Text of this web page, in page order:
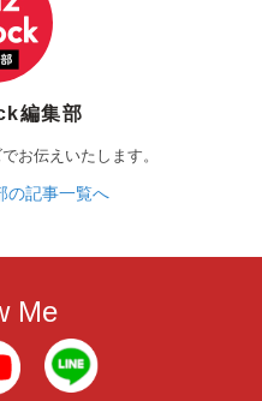
編集部
お伝えいたします。
の記事一覧へ
Me